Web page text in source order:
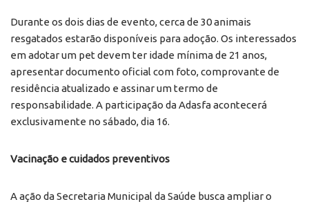
Durante os dois dias de evento, cerca de 30 animais
resgatados estarão disponíveis para adoção. Os interessados
em adotar um pet devem ter idade mínima de 21 anos,
apresentar documento oficial com foto, comprovante de
residência atualizado e assinar um termo de
responsabilidade. A participação da Adasfa acontecerá
exclusivamente no sábado, dia 16.
Vacinação e cuidados preventivos
A ação da Secretaria Municipal da Saúde busca ampliar o